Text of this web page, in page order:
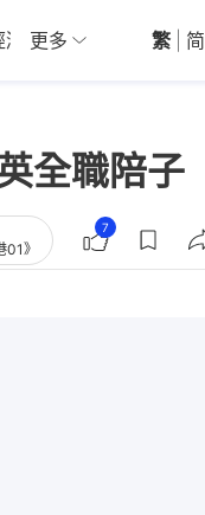
01深圳 觀點
更多 繁 简
全職陪子
》
7